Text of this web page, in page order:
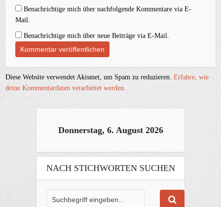
Benachrichtige mich über nachfolgende Kommentare via E-
Mail.
Benachrichtige mich über neue Beiträge via E-Mail.
Diese Website verwendet Akismet, um Spam zu reduzieren.Erfahre, wie
deine Kommentardaten verarbeitet werden.
Donnerstag, 6. August 2026
NACH STICHWORTEN SUCHEN